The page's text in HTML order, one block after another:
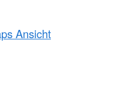
Ansicht